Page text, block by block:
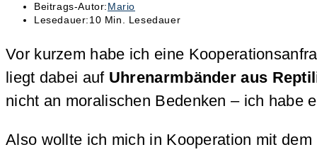
Beitrags-Autor:Mario
Lesedauer:10 Min. Lesedauer
Vor kurzem habe ich eine
liegt dabei auf Uhrenarmbänder aus
nicht an moralischen Bedenken – ich habe
Also wollte ich mich in Kooperation mit